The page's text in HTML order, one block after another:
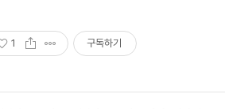
1 구독하기